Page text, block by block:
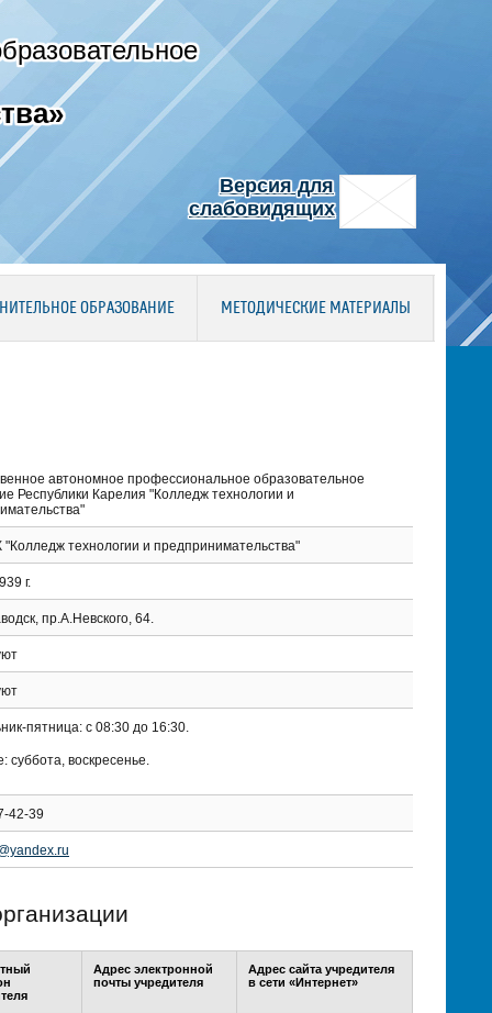
Версия для
слабовидящих
ОБРАЗОВАНИЕ МЕТОДИЧЕСКИЕ МАТЕРИАЛЫ
автономное профессиональное образовательное
Республики Карелия "Колледж технологии и
технологии и предпринимательства"
г.
пр.А.Невского, 64.
пятница: с 08:30 до 16:30.
суббота, воскресенье.
42-39
Адрес электронной
почты учредителя
Адрес сайта учредителя
в сети «Интернет»